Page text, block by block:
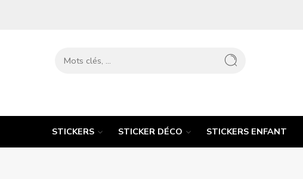
STICKERS STICKER DÉCO STICKERS ENFANT